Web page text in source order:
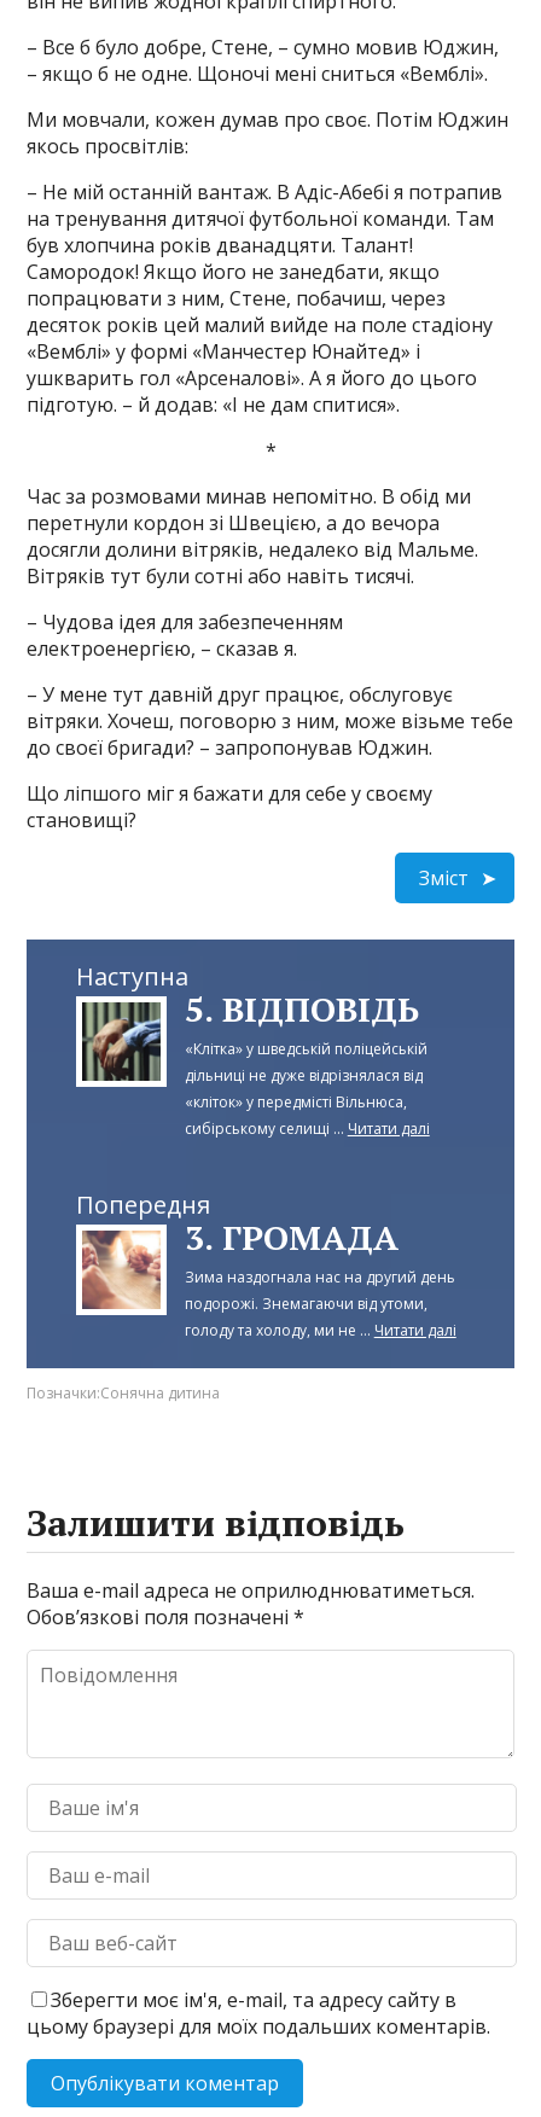
– Все б було добре, Стене, – сумно мовив Юджин,
– якщо б не одне. Щоночі мені сниться «Вемблі».
Ми мовчали, кожен думав про своє. Потім Юджин
якось просвітлів:
– Не мій останній вантаж. В Адіс-Абебі я потрапив
на тренування дитячої футбольної команди. Там
був хлопчина років дванадцяти. Талант!
Самородок! Якщо його не занедбати, якщо
попрацювати з ним, Стене, побачиш, через
десяток років цей малий вийде на поле стадіону
«Вемблі» у формі «Манчестер Юнайтед» і
ушкварить гол «Арсеналові». А я його до цього
підготую. – й додав: «І не дам спитися».
*
Час за розмовами минав непомітно. В обід ми
перетнули кордон зі Швецією, а до вечора
досягли долини вітряків, недалеко від Мальме.
Вітряків тут були сотні або навіть тисячі.
– Чудова ідея для забезпеченням
електроенергією, – сказав я.
– У мене тут давній друг працює, обслуговує
вітряки. Хочеш, поговорю з ним, може візьме тебе
до своєї бригади? – запропонував Юджин.
Що ліпшого міг я бажати для себе у своєму
становищі?
Зміст
Наступна
5. ВІДПОВІДЬ
«Клітка» у шведській поліцейській
дільниці не дуже відрізнялася від
«кліток» у передмісті Вільнюса,
сибірському селищі ... Читати далі
Попередня
3. ГРОМАДА
Зима наздогнала нас на другий день
подорожі. Знемагаючи від утоми,
голоду та холоду, ми не ... Читати далі
Позначки:Сонячна дитина
Залишити відповідь
Ваша e-mail адреса не оприлюднюватиметься.
Обов’язкові поля позначені*
Зберегти моє ім'я, e-mail, та адресу сайту в
цьому браузері для моїх подальших коментарів.